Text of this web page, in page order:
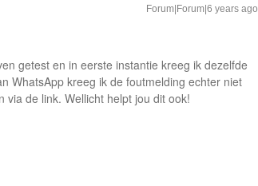
Forum|Forum|6 years ago
getest en in eerste instantie kreeg ik dezelfde
WhatsApp kreeg ik de foutmelding echter niet
via de link. Wellicht helpt jou dit ook!